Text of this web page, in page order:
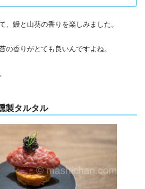
、鰻と山葵の香りを楽しみました。
の香りがとても良いんですよね。
製タルタル